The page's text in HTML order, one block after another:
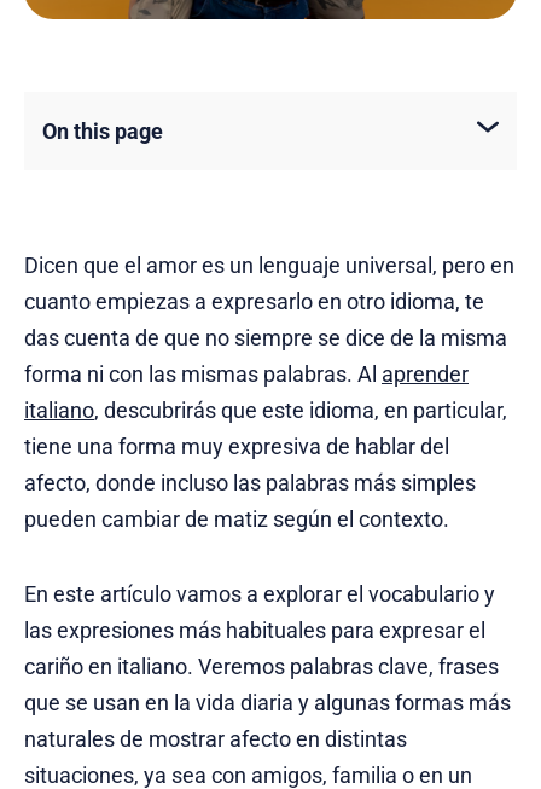
On this page
Dicen que el amor es un lenguaje universal, pero en
cuanto empiezas a expresarlo en otro idioma, te
das cuenta de que no siempre se dice de la misma
forma ni con las mismas palabras. Al aprender
italiano, descubrirás que este idioma, en particular,
tiene una forma muy expresiva de hablar del
afecto, donde incluso las palabras más simples
pueden cambiar de matiz según el contexto.
En este artículo vamos a explorar el vocabulario y
las expresiones más habituales para expresar el
cariño en italiano. Veremos palabras clave, frases
que se usan en la vida diaria y algunas formas más
naturales de mostrar afecto en distintas
situaciones, ya sea con amigos, familia o en un